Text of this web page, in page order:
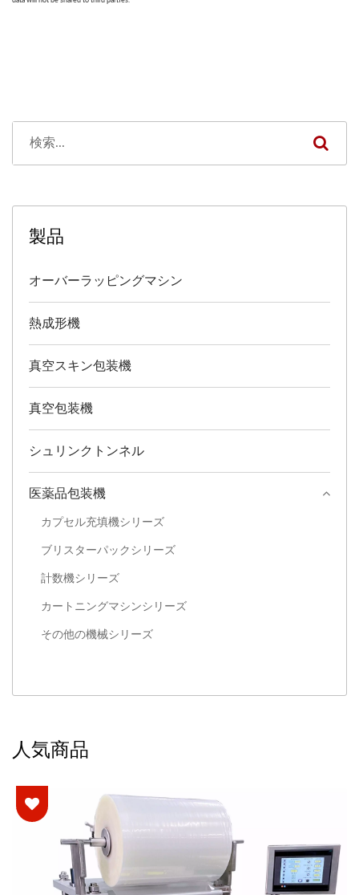
製品
オーバーラッピングマシン
熱成形機
真空スキン包装機
真空包装機
シュリンクトンネル
医薬品包装機
カプセル充填機シリーズ
ブリスターパックシリーズ
計数機シリーズ
カートニングマシンシリーズ
その他の機械シリーズ
人気商品